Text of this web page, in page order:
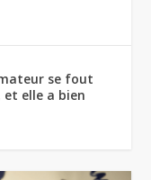
se fout
elle a bien